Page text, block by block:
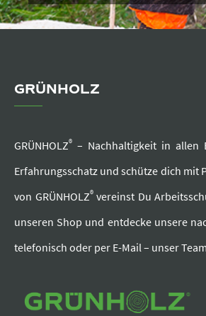
GRÜNHOLZ
GRÜNHOLZ® – Nachhaltigkeit in allen
Erfahrungsschatz und schütze dich mit
von GRÜNHOLZ®vereinst Du
unseren Shop und entdecke unsere
telefonisch oder per E-Mail – unser